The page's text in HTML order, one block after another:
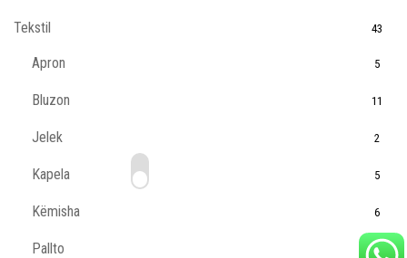
Tekstil 43
Apron 5
Bluzon 11
Jelek 2
Kapela 5
Këmisha 6
Pallto 3